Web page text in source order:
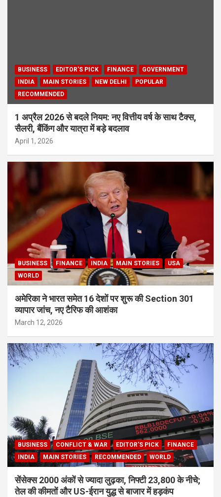
BUSINESS EDITOR'S PICK FINANCE
GOVERNMENT
INDIA
MAIN STORIES NEW DELHI
POPULAR
RECOMMENDED
1 अप्रैल 2026 से बदले नियम: नए वित्तीय वर्ष के साथ टैक्स,
सैलरी, बैंकिंग और यात्रा में बड़े बदलाव
April 1, 2026
BUSINESS FINANCE INDIA MAIN STORIES
USA
WORLD
अमेरिका ने भारत समेत 16 देशों पर शुरू की Section 301
व्यापार जांच, नए टैरिफ की आशंका
March 12, 2026
BUSINESS CONFLICT & WAR EDITOR'S PICK
FINANCE
INDIA
MAIN STORIES RECOMMENDED WORLD
सेंसेक्स 2000 अंकों से ज्यादा लुढ़का, निफ्टी 23,800 के नीचे;
तेल की कीमतों और US-ईरान युद्ध से बाजार में हड़कंप